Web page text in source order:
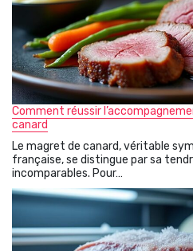
Comment réussir
canard
Le magret de canard, véritable
française, se distingue par sa
incomparables. Pour…